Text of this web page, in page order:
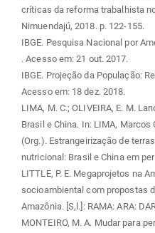
críticas da reforma trabalhista
Nimuendajú, 2018. p. 122-155.
IBGE. Pesquisa Nacional por
. Acesso em: 21 out. 2017.
IBGE. Projeção da População:
Acesso em: 18 dez. 2018.
LIMA, M. C.; OLIVEIRA, E. M.
Brasil e China. In: LIMA, Marcos
(Org.). Estrangeirização de
nutricional: Brasil e China em
LITTLE, P. E. Megaprojetos na
socioambiental com propostas
Amazônia. [S,l.]: RAMA: ARA:
MONTEIRO, M. A. Mudar para